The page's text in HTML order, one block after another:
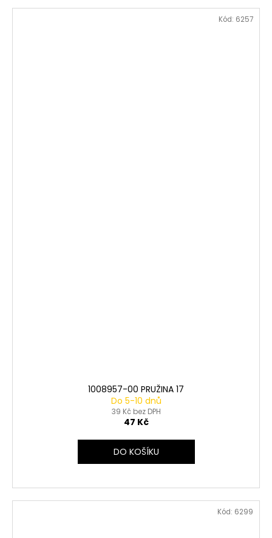
1008957-00 PRUŽINA 17
Do 5-10 dnů
39 Kč bez DPH
47 Kč
DO KOŠÍKU
Kód: 6257
Kód: 6299